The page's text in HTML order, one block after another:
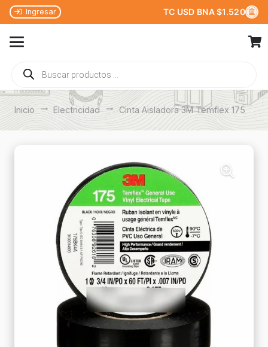
Ingresar TC USD BNA $1.520
Búsqueda
de
productos
Inicio trending_flat Electricidad trending_flat Cinta Aisladora 3M Temflex 175